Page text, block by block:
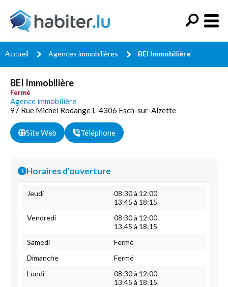
Accueil Agences immobilières BEI Immobilière
BEI Immobilière
Fermé
Agence immobilière
97 Rue Michel Rodange L-4306 Esch-sur-Alzette
Site Web Téléphone
Horaires d'ouverture
Jeudi
08:30 à 12:00
13:45 à 18:15
Vendredi
08:30 à 12:00
13:45 à 18:15
Samedi
Fermé
Dimanche
Fermé
Lundi
08:30 à 12:00
13:45 à 18:15